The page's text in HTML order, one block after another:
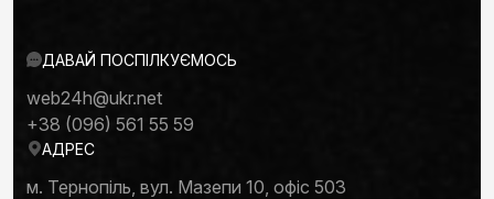
ДАВАЙ ПОСПІЛКУЄМОСЬ
web24h@ukr.net
+38 (096) 561 55 59
АДРЕС
м. Тернопіль, вул. Мазепи 10, офіс 503